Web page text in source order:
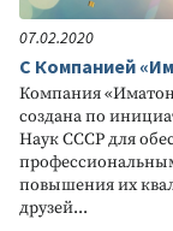
07.02.2020
С Компанией
Компания
создана по
Наук СССР для
повышения их
друзей...